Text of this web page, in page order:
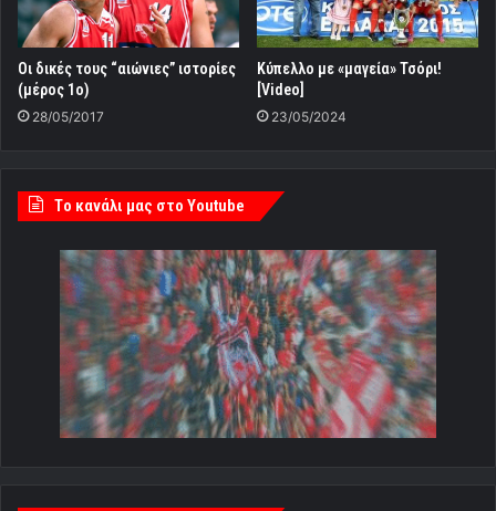
Οι δικές τους “αιώνιες” ιστορίες
(μέρος 1ο)
28/05/2017
Κύπελλο με «μαγεία» Τσόρι!
[Video]
23/05/2024
Tο κανάλι μας στο Youtube